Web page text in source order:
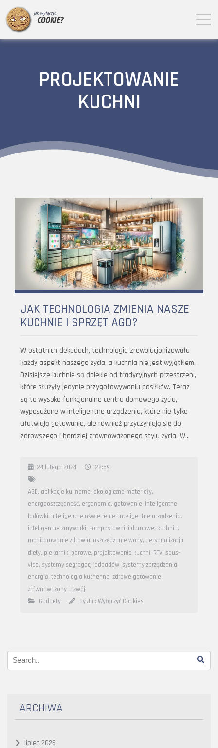
PROJEKTOWANIE
KUCHNI
JAK TECHNOLOGIA ZMIENIA NASZE
KUCHNIE I SPRZĘT AGD?
W ostatnich dekadach, technologia zrewolucjonizowała
każdy aspekt naszego życia, a kuchnia nie jest wyjątkiem.
Dzisiejsze kuchnie są dalekie od tradycyjnych przestrzeni,
które służyły jedynie przygotowywaniu posiłków. Teraz
są to wysoko funkcjonalne centra domowego życia,
wyposażone w inteligentne urządzenia, które nie tylko
ułatwiają gotowanie, ale również przyczyniają się do
zdrowszego i bardziej zrównoważonego stylu życia. W…
24 lutego 2024 22:59
AGD, aplikacje kulinarne, ekologiczne materiały,
energooszczędność, ergonomia, gotowanie, inteligentne
lodówki, inteligentne oświetlenie, inteligentne urządzenia,
inteligentne zmywarki, kompostowniki domowe, kuchnia,
monitorowanie zdrowia, oszczędzanie wody, personalizacja
diety, piekarniki parowe, projektowanie kuchni, RTV, sous-
vide, systemy segregacji odpadów, systemy zarządzania
energią, technologia kuchenna, zdrowe gotowanie,
zrównoważony rozwój
Gadgety
By Jak Wyłączyć Cookies
ARCHIWA
lipiec 2026